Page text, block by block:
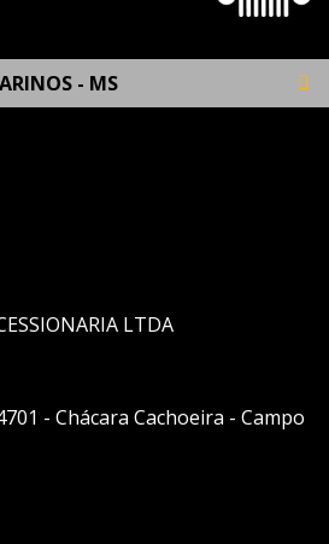
- MS
LTDA
- Chácara Cachoeira - Campo